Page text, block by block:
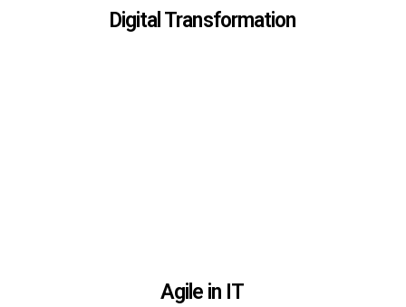
Digital Transformation
Digital Transformation
Agile in IT
Agile in IT